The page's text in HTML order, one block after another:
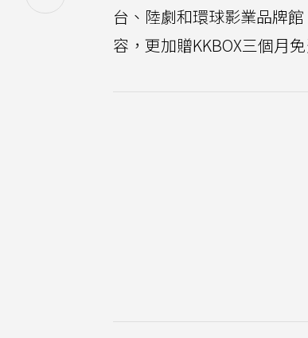
台、陸劇和環球影業品牌
容，更加贈KKBOX三個月